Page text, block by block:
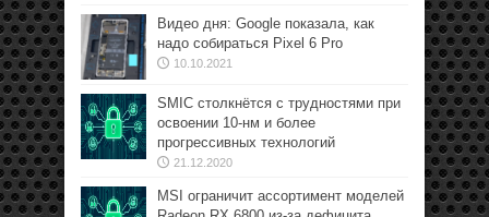
Видео дня: Google показала, как
надо собираться Pixel 6 Pro
10.10.2021
SMIC столкнётся с трудностями при
освоении 10-нм и более
прогрессивных технологий
21.12.2020
MSI ограничит ассортимент моделей